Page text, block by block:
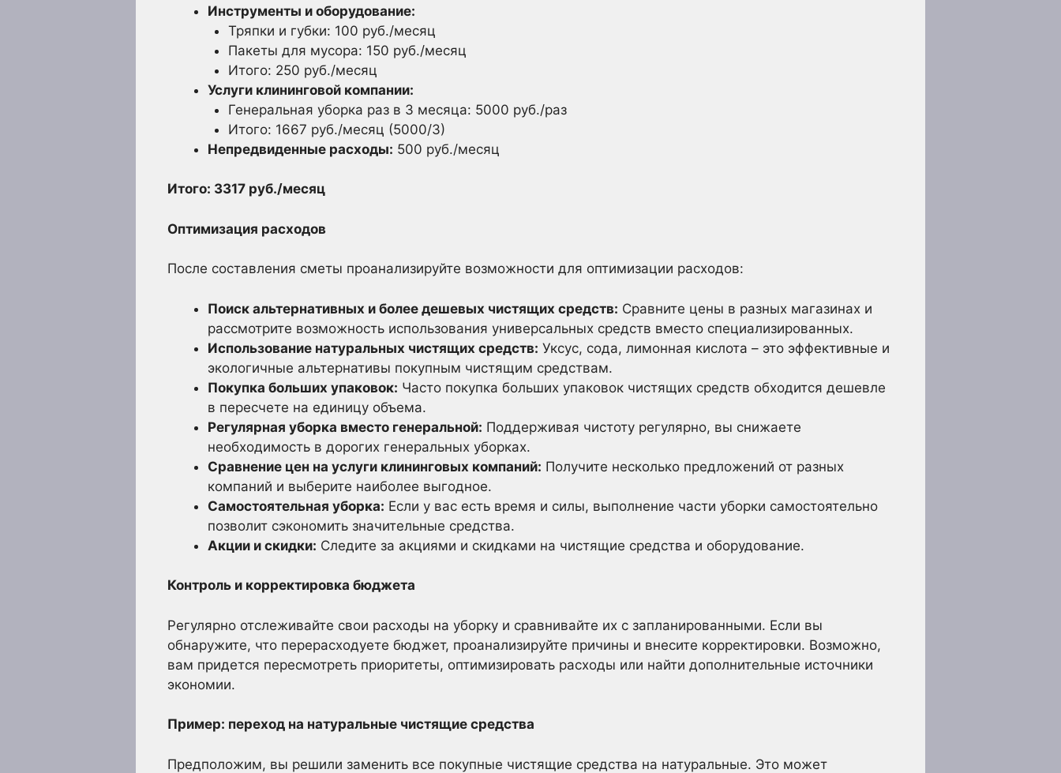
Инструменты и оборудование:
Тряпки и губки: 100 руб./месяц
Пакеты для мусора: 150 руб./месяц
Итого: 250 руб./месяц
Услуги клининговой компании:
Генеральная уборка раз в 3 месяца: 5000 руб./раз
Итого: 1667 руб./месяц (5000/3)
Непредвиденные расходы: 500 руб./месяц
Итого: 3317 руб./месяц
Оптимизация расходов
После составления сметы проанализируйте возможности для оптимизации расходов:
Поиск альтернативных и более дешевых чистящих средств: Сравните цены в разных магазинах и
рассмотрите возможность использования универсальных средств вместо специализированных.
Использование натуральных чистящих средств: Уксус, сода, лимонная кислота – это эффективные и
экологичные альтернативы покупным чистящим средствам.
Покупка больших упаковок: Часто покупка больших упаковок чистящих средств обходится дешевле
в пересчете на единицу объема.
Регулярная уборка вместо генеральной: Поддерживая чистоту регулярно, вы снижаете
необходимость в дорогих генеральных уборках.
Сравнение цен на услуги клининговых компаний: Получите несколько предложений от разных
компаний и выберите наиболее выгодное.
Самостоятельная уборка: Если у вас есть время и силы, выполнение части уборки самостоятельно
позволит сэкономить значительные средства.
Акции и скидки: Следите за акциями и скидками на чистящие средства и оборудование.
Контроль и корректировка бюджета
Регулярно отслеживайте свои расходы на уборку и сравнивайте их с запланированными. Если вы
обнаружите, что перерасходуете бюджет, проанализируйте причины и внесите корректировки. Возможно,
вам придется пересмотреть приоритеты, оптимизировать расходы или найти дополнительные источники
экономии.
Пример: переход на натуральные чистящие средства
Предположим, вы решили заменить все покупные чистящие средства на натуральные. Это может